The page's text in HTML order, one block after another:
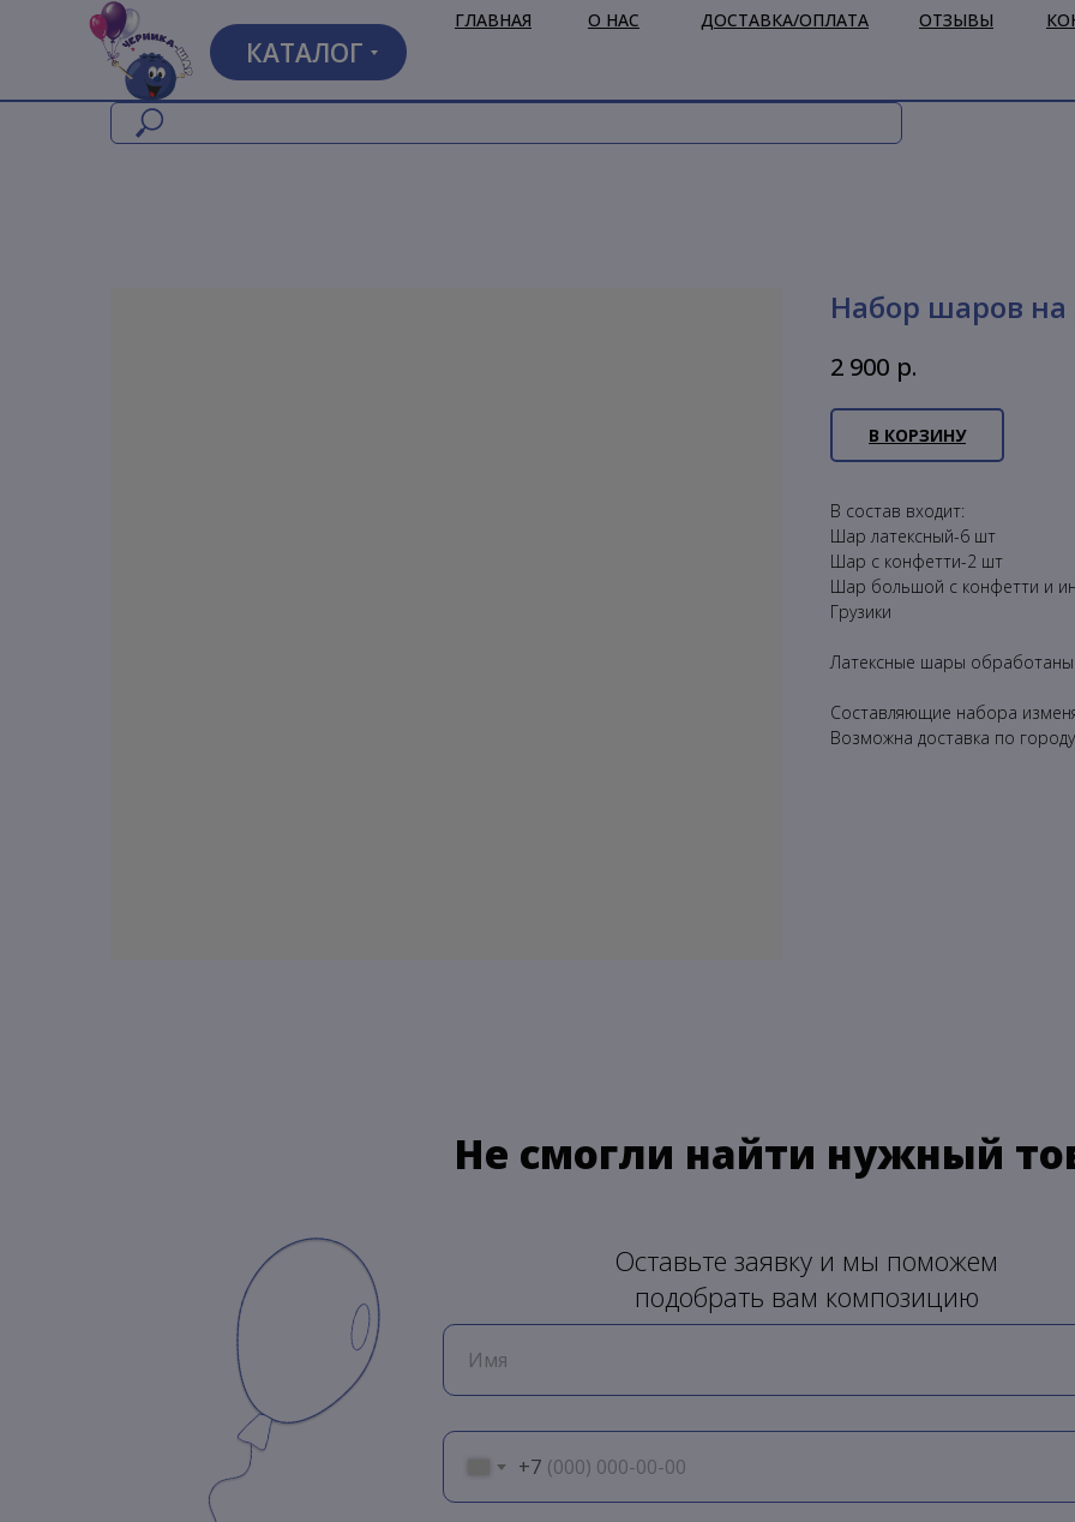
КАТАЛОГ
О НАС
ГЛАВНАЯ ДОСТАВКА/ОПЛАТА ОТЗЫВЫ
Набор шаров
2 900 р.
В КОРЗИНУ
В состав входит:
Шар латексный-6 шт
Шар с конфетти-2 шт
Шар большой с конфетти и
Грузики
Латексные шары обработаны
Составляющие набора
Возможна доставка по
+7
Не смогли найти нужный
Оставьте заявку и мы поможем
подобрать вам композицию